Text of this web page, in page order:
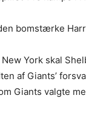
bomstærke
York skal
af Giants’
Giants valgte